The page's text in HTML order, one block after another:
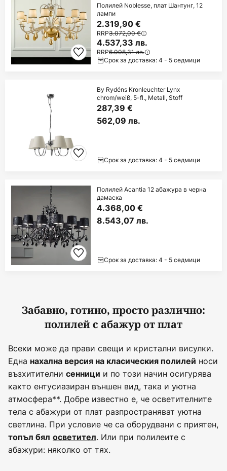
Полилей Noblesse, плат Шантунг, 12
лампи
2.319,90 €
RRP3.072,00 €
4.537,33 лв.
RRP6.008,31 лв.
Срок за доставка: 4 - 5 седмици
By Rydéns Kronleuchter Lynx
chrom/weiß, 5-fl., Metall, Stoff
287,39 €
562,09 лв.
Срок за доставка: 4 - 5 седмици
Полилей Acantia 12 абажура в черна
дамаска
4.368,00 €
8.543,07 лв.
Срок за доставка: 4 - 5 седмици
Забавно, готино, просто различно:
полилей с абажур от плат
Всеки може да прави свещи и кристални висулки.
Една нахална версия на класическия полилей носи
възхитителни сенници и по този начин осигурява
както ентусиазиран външен вид, така и уютна
атмосфера**. Добре известно е, че осветителните
тела с абажури от плат разпространяват уютна
светлина. При условие че са оборудвани с приятен,
топъл бял осветител. Или при полилеите с
абажури: няколко от тях.